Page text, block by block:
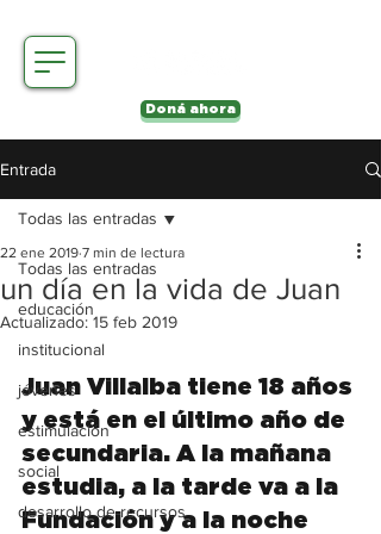
Doná ahora
Entrada
Todas las entradas
educación
institucional
jóvenes
estimulación
social
desarrollo de recursos
Todas las entradas
un día en la vida de Juan
22 ene 2019 7 min de lectura
Actualizado: 15 feb 2019
Juan Villalba tiene 18 años
y está en el último año de
secundaria. A la mañana
estudia, a la tarde va a la
Fundación y a la noche